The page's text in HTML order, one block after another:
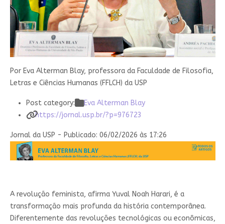
Por Eva Alterman Blay, professora da Faculdade de Filosofia,
Letras e Ciências Humanas (FFLCH) da USP
Post category:
Eva Alterman Blay
https://jornal.usp.br/?p=976723
Jornal da USP - Publicado: 06/02/2026 às 17:26
A revolução feminista, afirma Yuval Noah Harari, é a
transformação mais profunda da história contemporânea.
Diferentemente das revoluções tecnológicas ou econômicas,